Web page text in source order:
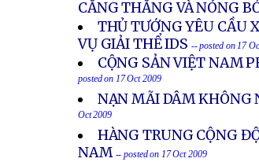
CĂNG THẲNG VÀ NÓNG
THỦ TƯỚNG YÊU CẦU
VỤ GIẢI THỂ IDS -- posted on 17
CỘNG SẢN VIỆT NAM
posted on 17 Oct 2009
NẠN MÃI DÂM KHÔNG
Oct 2009
HÀNG TRUNG CỘNG
NAM -- posted on 17 Oct 2009